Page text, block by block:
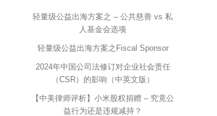
轻量级公益出海方案之 – 公共慈善 vs 私
人基金会选项
轻量级公益出海方案之Fiscal Sponsor
2024年中国公司法修订对企业社会责任
（CSR）的影响（中英文版）
【中美律师评析】小米股权捐赠 – 究竟公
益行为还是违规减持？